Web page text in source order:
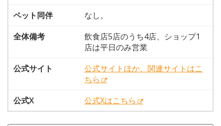
ペット同伴
なし。
全体備考
飲食店5店のうち4店、ショップ1
店は平日のみ営業
公式サイト
公式サイトほか、関連サイトはこ
ちら
公式X
公式Xはこちら